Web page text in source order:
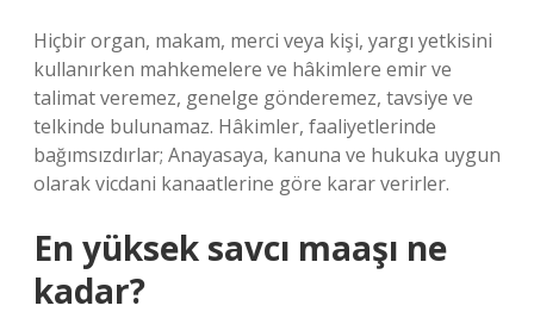
Hiçbir organ, makam, merci veya kişi, yargı yetkisini
kullanırken mahkemelere ve hâkimlere emir ve
talimat veremez, genelge gönderemez, tavsiye ve
telkinde bulunamaz. Hâkimler, faaliyetlerinde
bağımsızdırlar; Anayasaya, kanuna ve hukuka uygun
olarak vicdani kanaatlerine göre karar verirler.
En yüksek savcı maaşı ne
kadar?